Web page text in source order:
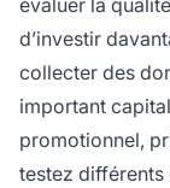
évaluer la
d’investir
collecter des
important
promotionnel,
testez différents